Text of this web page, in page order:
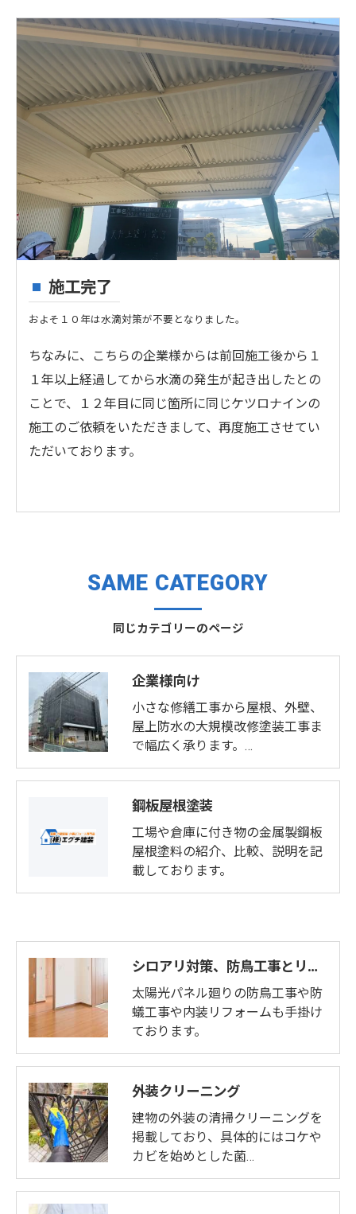
施工完了
およそ１０年は水滴対策が不要となりました。
ちなみに、こちらの企業様からは前回施工後から１
１年以上経過してから水滴の発生が起き出したとの
ことで、１２年目に同じ箇所に同じケツロナインの
施工のご依頼をいただきまして、再度施工させてい
ただいております。
同じカテゴリーのページ
SAME CATEGORY
企業様向け
小さな修繕工事から屋根、外壁、
屋上防水の大規模改修塗装工事ま
で幅広く承ります。…
鋼板屋根塗装
工場や倉庫に付き物の金属製鋼板
屋根塗料の紹介、比較、説明を記
載しております。
シロアリ対策、防鳥工事とリフォーム
太陽光パネル廻りの防鳥工事や防
蟻工事や内装リフォームも手掛け
ております。
外装クリーニング
建物の外装の清掃クリーニングを
掲載しており、具体的にはコケや
カビを始めとした菌…